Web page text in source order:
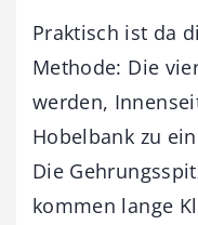
Praktisch ist da
Methode: Die
werden,
Hobelbank zu
Die
kommen lange